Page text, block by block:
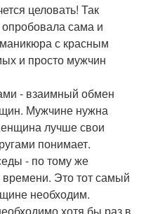
целовать! Так
сама и
с красным
и просто мужчин
- взаимный обмен
Мужчине нужна
лучше свои
понимает.
- по тому же
времени. Это тот самый
необходим.
хотя бы раз в